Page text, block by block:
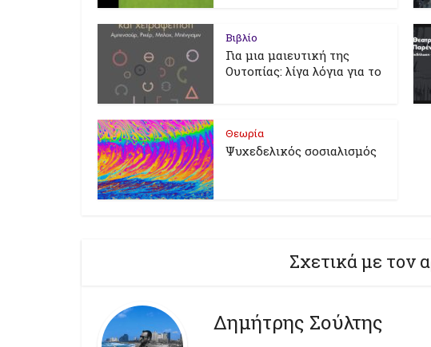
Βιβλίο
Για μια μαιευτική της
Ουτοπίας: λίγα λόγια για το
Θεωρία
Ψυχεδελικός σοσιαλισμός
Σχετικά με τον
Δημήτρης Σούλτης